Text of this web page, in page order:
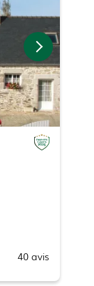
40 avis